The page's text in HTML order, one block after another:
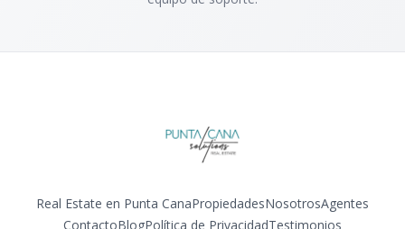
Real Estate en Punta CanaPropiedadesNosotrosAgentes
ContactoBlogPolítica de PrivacidadTestimonios